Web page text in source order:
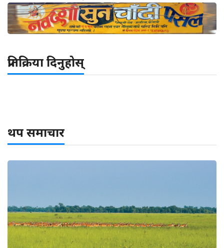
प्रतिक्रिया दिनुहोस्
थप समाचार